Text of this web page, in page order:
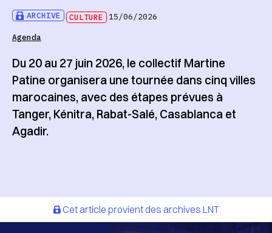
ARCHIVE CULTURE
15/06/2026
Agenda
Du 20 au 27 juin 2026, le collectif Martine
Patine organisera une tournée dans cinq villes
marocaines, avec des étapes prévues à
Tanger, Kénitra, Rabat-Salé, Casablanca et
Agadir.
Cet article provient des archives LNT